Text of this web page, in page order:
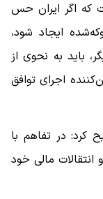
که اگر ایران حس
ایجاد شود،
باید به نحوی از
اجرای توافق
کرد: در تفاهم با
مالی خود